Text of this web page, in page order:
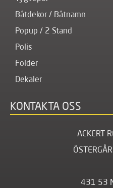
Båtdekor / Båtnamn
Popup / 2 Stand
Polis
Folder
Dekaler
KONTAKTA OSS
ACKERT
431 53